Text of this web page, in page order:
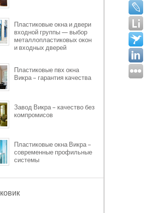
Пластиковые окна и двери
входной группы — выбор
металлопластиковых окон
и входных дверей
Пластиковые пвх окна
Викра – гарантия качества
Завод Викра – качество без
компромисов
Пластиковые окна Викра –
современные профильные
системы